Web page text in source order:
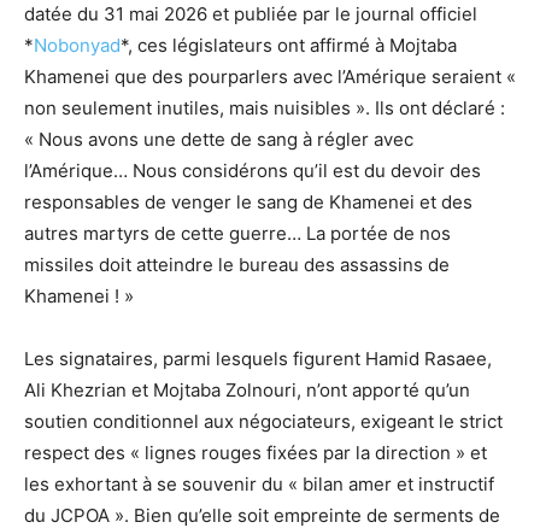
datée du 31 mai 2026 et publiée par le journal officiel
*Nobonyad*, ces législateurs ont affirmé à Mojtaba
Khamenei que des pourparlers avec l’Amérique seraient «
non seulement inutiles, mais nuisibles ». Ils ont déclaré :
« Nous avons une dette de sang à régler avec
l’Amérique… Nous considérons qu’il est du devoir des
responsables de venger le sang de Khamenei et des
autres martyrs de cette guerre… La portée de nos
missiles doit atteindre le bureau des assassins de
Khamenei ! »
Les signataires, parmi lesquels figurent Hamid Rasaee,
Ali Khezrian et Mojtaba Zolnouri, n’ont apporté qu’un
soutien conditionnel aux négociateurs, exigeant le strict
respect des « lignes rouges fixées par la direction » et
les exhortant à se souvenir du « bilan amer et instructif
du JCPOA ». Bien qu’elle soit empreinte de serments de